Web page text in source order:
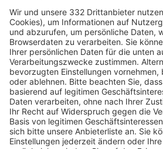
HÄUFIG BESUCHTE SEITEN
Pässe und Vereinswechsel
Trainerausbildung
Schulungsangebot Vereinsmitarbeiter
BFV-Geschäftsstellen
Trainerbörse
Login SpielPlus